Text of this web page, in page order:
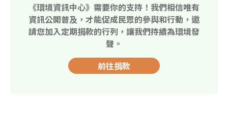
《環境資訊中心》需要你的支持！我們相信唯有
資訊公開普及，才能促成民眾的參與和行動，邀
請您加入定期捐款的行列，讓我們持續為環境發
聲。
前往捐款